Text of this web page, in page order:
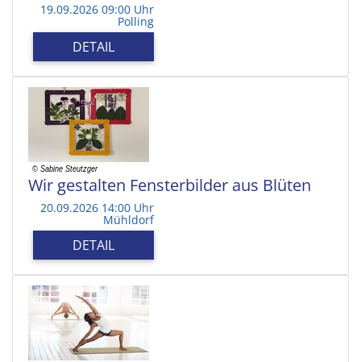
19.09.2026 09:00 Uhr
Polling
DETAIL
Wir gestalten Fensterbilder aus Blüten
20.09.2026 14:00 Uhr
Mühldorf
DETAIL